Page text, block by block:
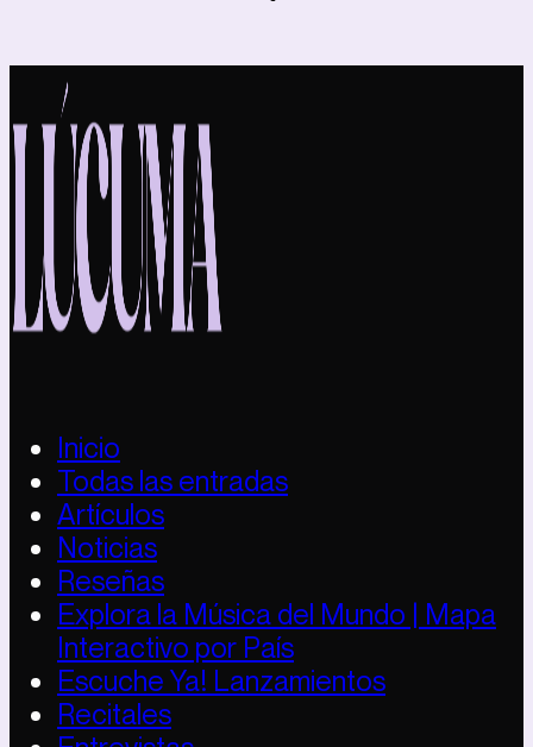
Inicio
Todas las entradas
Artículos
Noticias
Reseñas
Explora la Música del Mundo | Mapa
Interactivo por País
Escuche Ya! Lanzamientos
Recitales